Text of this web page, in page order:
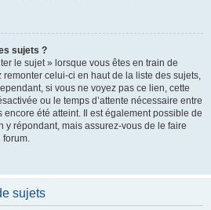
sujets ?
le sujet » lorsque vous êtes en train de
celui-ci en haut de la liste des sujets,
si vous ne voyez pas ce lien, cette
ou le temps d’attente nécessaire entre
encore été atteint. Il est également possible de
y répondant, mais assurez-vous de le faire
forum.
sujets